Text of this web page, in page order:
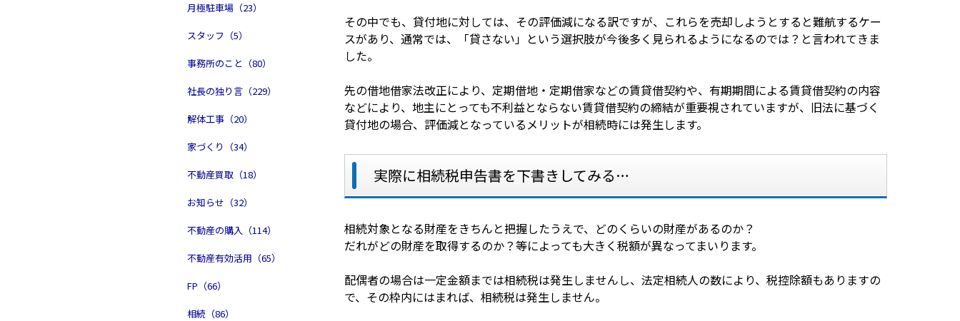
月極駐車場（23）
スタッフ（5）
事務所のこと（80）
社長の独り言（229）
解体工事（20）
家づくり（34）
不動産買取（18）
お知らせ（32）
不動産の購入（114）
不動産有効活用（65）
FP（66）
相続（86）
その中でも、貸付地に対しては、その評価減になる訳ですが、これらを売却しようとすると難航するケー
スがあり、通常では、「貸さない」という選択肢が今後多く見られるようになるのでは？と言われてきま
した。
先の借地借家法改正により、定期借地・定期借家などの賃貸借契約や、有期期間による賃貸借契約の内容
などにより、地主にとっても不利益とならない賃貸借契約の締結が重要視されていますが、旧法に基づく
貸付地の場合、評価減となっているメリットが相続時には発生します。
実際に相続税申告書を下書きしてみる…
相続対象となる財産をきちんと把握したうえで、どのくらいの財産があるのか？
だれがどの財産を取得するのか？等によっても大きく税額が異なってまいります。
配偶者の場合は一定金額までは相続税は発生しませんし、法定相続人の数により、税控除額もありますの
で、その枠内にはまれば、相続税は発生しません。